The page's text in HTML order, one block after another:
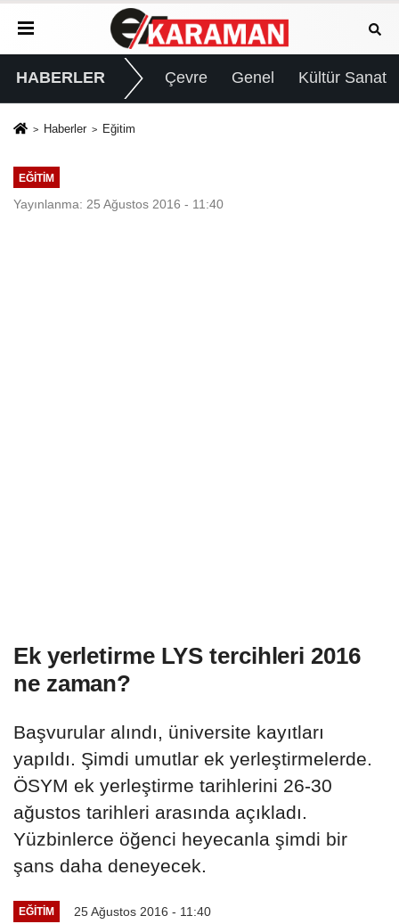
HABERLER Çevre Genel Kültür Sanat
Haberler Eğitim
EĞITIM
Yayınlanma: 25 Ağustos 2016 - 11:40
Ek yerletirme LYS tercihleri 2016
ne zaman?
Başvurular alındı, üniversite kayıtları
yapıldı. Şimdi umutlar ek yerleştirmelerde.
ÖSYM ek yerleştirme tarihlerini 26-30
ağustos tarihleri arasında açıkladı.
Yüzbinlerce öğenci heyecanla şimdi bir
şans daha deneyecek.
EĞITIM 25 Ağustos 2016 - 11:40